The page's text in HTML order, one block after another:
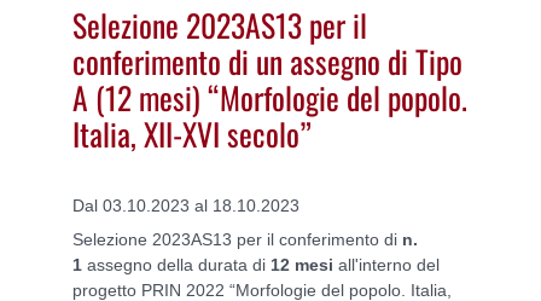
Selezione 2023AS13 per il
conferimento di un assegno di Tipo
A (12 mesi) “Morfologie del popolo.
Italia, XII-XVI secolo”
Dal 03.10.2023 al 18.10.2023
Selezione 2023AS13 per il conferimento di n.
1 assegno della durata di 12 mesi all'interno del
progetto PRIN 2022 “Morfologie del popolo. Italia,